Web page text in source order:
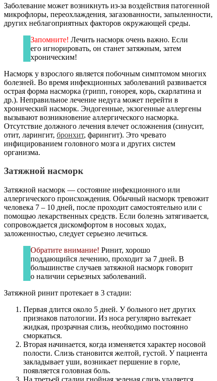
Заболевание может возникнуть из-за воздействия патогенной
микрофлоры, переохлаждения, загазованности, запыленности,
других неблагоприятных факторов окружающей среды.
Запомните! Лечить насморк очень важно. Если
его игнорировать, он станет затяжным, затем
хроническим!
Насморк у взрослого является побочным симптомом многих
болезней. Во время инфекционных заболеваний развивается
острая форма насморка (грипп, гонорея, корь, скарлатина и
др.). Неправильное лечение недуга может перейти в
хронический насморк. Эндогенные, экзогенные аллергены
вызывают возникновение аллергического насморка.
Отсутствие должного лечения влечет осложнения (синусит,
отит, ларингит, бронхит, фарингит). Это чревато
инфицированием головного мозга и других систем
организма.
Затяжной насморк
Затяжной насморк — состояние инфекционного или
аллергического происхождения. Обычный насморк тревожит
человека 7 – 10 дней, после проходит самостоятельно или с
помощью лекарственных средств. Если болезнь затягивается,
сопровождается дискомфортом в носовых ходах,
заложенностью, следует серьезно лечиться.
Обратите внимание! Ринит, хорошо
поддающийся лечению, проходит за 7 дней. В
большинстве случаев затяжной насморк говорит
о наличии серьезных заболеваний.
Затяжной ринит протекает в 3 стадии:
Первая длится около 5 дней. У больного нет других
признаков патологии. Из носа регулярно вытекает
жидкая, прозрачная слизь, необходимо постоянно
сморкаться.
Вторая начинается, когда изменяется характер носовой
полости. Слизь становится желтой, густой. У пациента
закладывает уши, возникает першение в горле,
появляется головная боль.